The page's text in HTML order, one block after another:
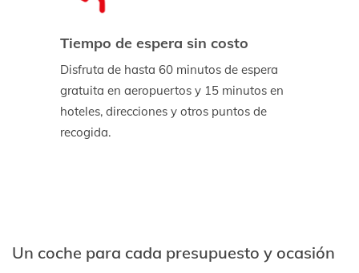
Tiempo de espera sin costo
Disfruta de hasta 60 minutos de espera
gratuita en aeropuertos y 15 minutos en
hoteles, direcciones y otros puntos de
recogida.
Un coche para cada presupuesto y ocasión